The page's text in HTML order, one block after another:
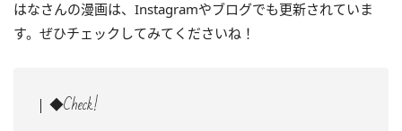
はなさんの漫画は、Instagramやブログでも更新されていま
す。ぜひチェックしてみてくださいね！
◆Check!